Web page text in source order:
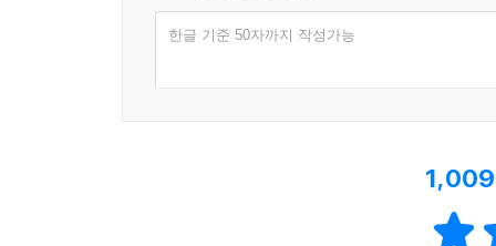
한글 기준 50자까지 작성가능
1,009